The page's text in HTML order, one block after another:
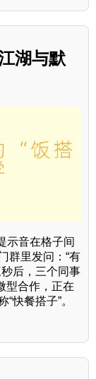
湖与默
示音在格子间
群里发问：“有
后，三个同事
型合作，正在
快餐搭子”。